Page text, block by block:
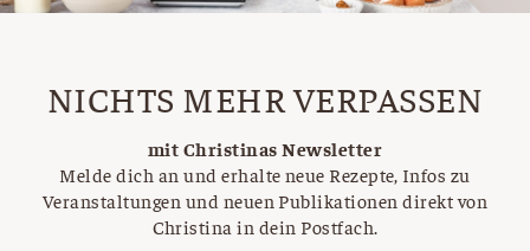
NICHTS MEHR VERPASSEN
mit Christinas Newsletter
Melde dich an und erhalte neue Rezepte, Infos zu
Veranstaltungen und neuen Publikationen direkt von
Christina in dein Postfach.